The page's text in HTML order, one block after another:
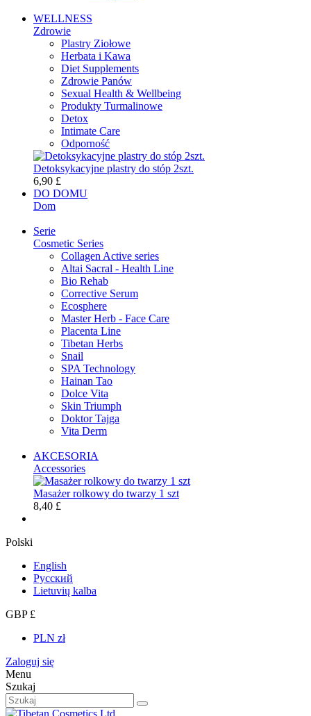
WELLNESS
Zdrowie
Plastry Ziołowe
Herbata i Kawa
Diet Supplements
Zdrowie Panów
Sexual Health & Wellbeing
Produkty Turmalinowe
Detox
Intimate Care
Odporność
Detoksykacyjne plastry do stóp 2szt.
6,90 £
DO DOMU
Dom
Serie
Cosmetic Series
Collagen Active series
Altai Sacral - Health Line
Bio Rehab
Corrective Serum
Ecosphere
Master Herb - Face Care
Placenta Line
Tibetan Herbs
Snail
SPA Technology
Hainan Tao
Dolce Vita
Skin Triumph
Doktor Tajga
Vita Derm
AKCESORIA
Accessories
Masażer rolkowy do twarzy 1 szt
8,40 £
Polski
English
Русский
Lietuvių kalba
GBP £
PLN zł
Zaloguj się
Menu
Szukaj